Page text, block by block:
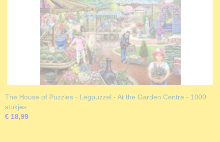
The House of Puzzles - Legpuzzel - At the Garden Centre - 1000
stukjes
€ 18,99